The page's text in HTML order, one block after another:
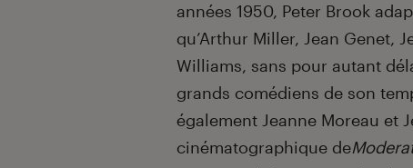
années 1950, Peter Brook
qu’Arthur Miller, Jean Genet,
Williams, sans pour autant
grands comédiens de son
également Jeanne Moreau et
cinématographique de